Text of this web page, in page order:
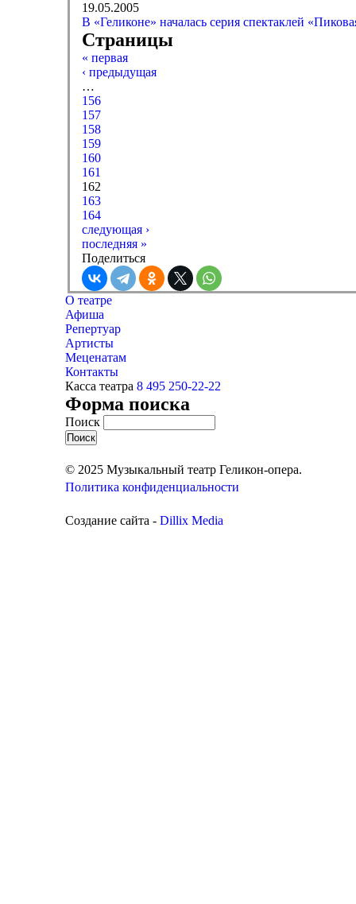
19.05.2005
В «Геликоне» началась серия спектаклей
Страницы
« первая
‹ предыдущая
…
156
157
158
159
160
161
162
163
164
следующая ›
последняя »
Поделиться
О театре
Афиша
Репертуар
Артисты
Меценатам
Контакты
Касса театра 8 495 250-22-22
Форма поиска
Поиск
© 2025 Музыкальный театр Геликон-опера.
Политика конфиденциальности
Создание сайта - Dillix Media